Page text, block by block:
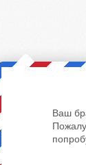
Ваш